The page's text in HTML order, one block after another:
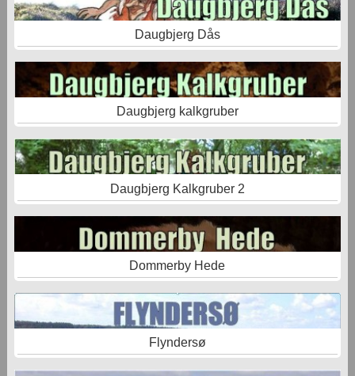
Daugbjerg Dås
Daugbjerg kalkgruber
Daugbjerg Kalkgruber 2
Dommerby Hede
Flyndersø